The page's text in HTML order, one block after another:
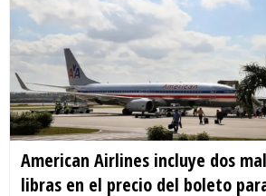
American Airlines incluye dos
libras en el precio del boleto